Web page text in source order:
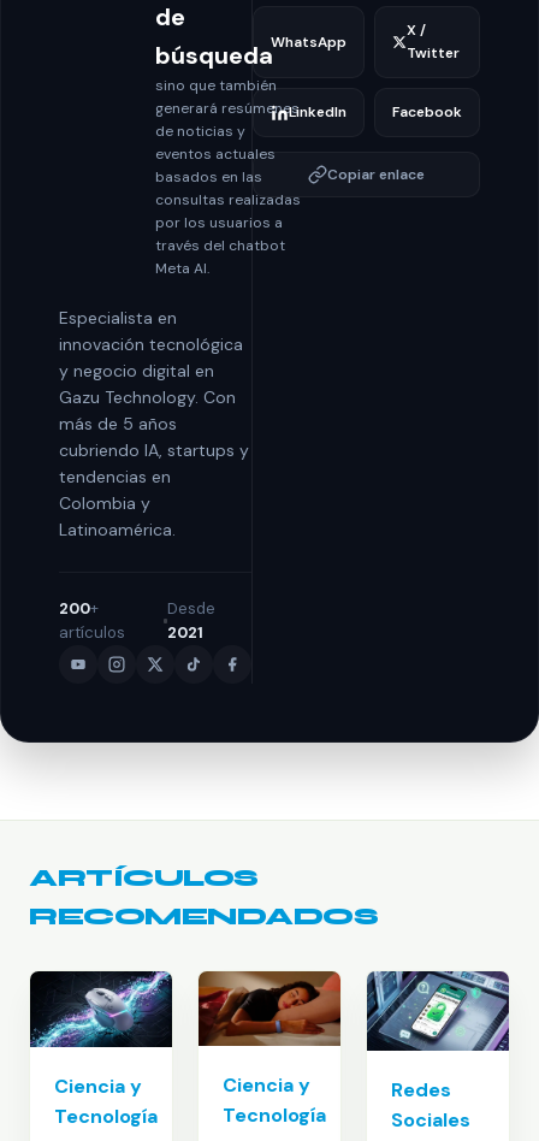
de
búsqueda
sino que también
generará resúmenes
de noticias y
eventos actuales
basados en las
consultas realizadas
por los usuarios a
través del chatbot
Meta AI.
Especialista en
innovación tecnológica
y negocio digital en
Gazu Technology. Con
más de 5 años
cubriendo IA, startups y
tendencias en
Colombia y
Latinoamérica.
200+
artículos
Desde
2021
WhatsApp
X /
Twitter
LinkedIn Facebook
Copiar enlace
ARTÍCULOS
RECOMENDADOS
Ciencia y
Tecnología
Ciencia y
Tecnología
Redes
Sociales